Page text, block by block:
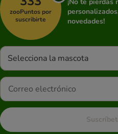
zooPuntos por
suscribirte
novedades!
Selecciona la mascota